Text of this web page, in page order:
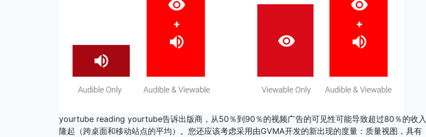
yourtube reading yourtube告诉出版商，从50％到90％的视频广告的可见性可能导致超过80％的收入
隆起（跨桌面和移动站点的平均）。您还应该考虑采用由GVMA开发的新出现的度量：质量视图，具有